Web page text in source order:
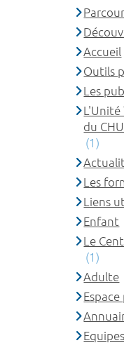
Accueil
Outils
Les
L'Unité
du
(1)
Les
Liens
Enfant
Le
(1)
Adulte